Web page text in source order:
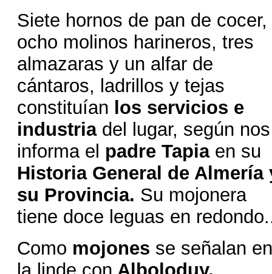
Siete hornos de pan de cocer,
ocho molinos harineros, tres
almazaras y un alfar de
cántaros, ladrillos y tejas
constituían los servicios e
industriadel lugar, según nos
informa el padre Tapiaen su
Historia General de Almería
su Provincia. Su mojonera
tiene doce leguas en
Como mojones se señalan en